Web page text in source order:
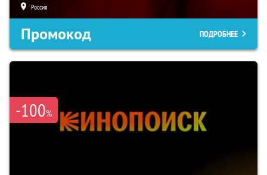
Россия
Промокод ПОДРОБНЕЕ
-100%